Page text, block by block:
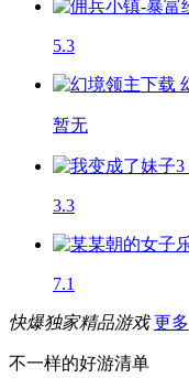
5.3
暂无
3.3
7.1
快爆独家精品游戏 更多
不一样的好游清单